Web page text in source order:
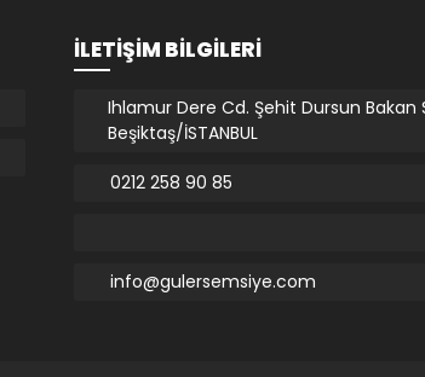
İLETIŞIM BILGILERI
Ihlamur Dere Cd. Şehit Dursun Bakan
Beşiktaş/İSTANBUL
0212 258 90 85
info@gulersemsiye.com